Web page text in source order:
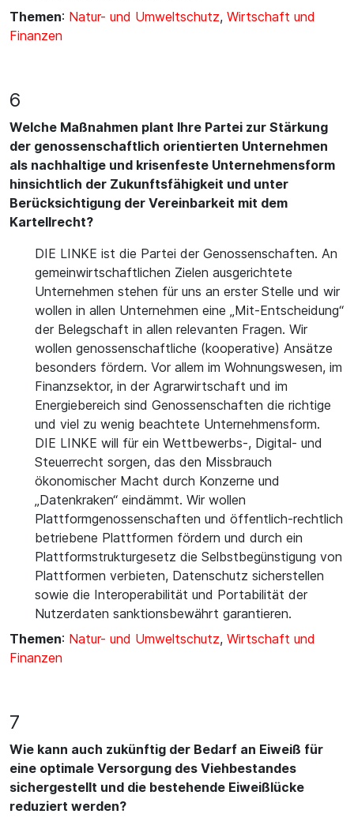
Themen: Natur- und Umweltschutz, Wirtschaft und
Finanzen
6
Welche Maßnahmen plant Ihre Partei zur Stärkung
der genossenschaftlich orientierten Unternehmen
als nachhaltige und krisenfeste Unternehmensform
hinsichtlich der Zukunftsfähigkeit und unter
Berücksichtigung der Vereinbarkeit mit dem
Kartellrecht?
DIE LINKE ist die Partei der Genossenschaften. An
gemeinwirtschaftlichen Zielen ausgerichtete
Unternehmen stehen für uns an erster Stelle und wir
wollen in allen Unternehmen eine „Mit-Entscheidung“
der Belegschaft in allen relevanten Fragen. Wir
wollen genossenschaftliche (kooperative) Ansätze
besonders fördern. Vor allem im Wohnungswesen, im
Finanzsektor, in der Agrarwirtschaft und im
Energiebereich sind Genossenschaften die richtige
und viel zu wenig beachtete Unternehmensform.
DIE LINKE will für ein Wettbewerbs-, Digital- und
Steuerrecht sorgen, das den Missbrauch
ökonomischer Macht durch Konzerne und
„Datenkraken“ eindämmt. Wir wollen
Plattformgenossenschaften und öffentlich-rechtlich
betriebene Plattformen fördern und durch ein
Plattformstrukturgesetz die Selbstbegünstigung von
Plattformen verbieten, Datenschutz sicherstellen
sowie die Interoperabilität und Portabilität der
Nutzerdaten sanktionsbewährt garantieren.
Themen: Natur- und Umweltschutz, Wirtschaft und
Finanzen
7
Wie kann auch zukünftig der Bedarf an Eiweiß für
eine optimale Versorgung des Viehbestandes
sichergestellt und die bestehende Eiweißlücke
reduziert werden?